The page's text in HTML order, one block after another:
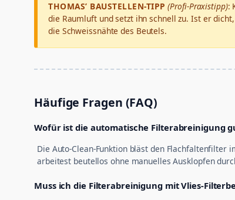
THOMAS’ BAUSTELLEN-TIPP (Profi-Praxistipp):
die Raumluft und setzt ihn schnell zu. Ist er
die Schweissnähte des Beutels.
Häufige Fragen (FAQ)
Wofür ist die automatische Filterabreinigung
Die Auto-Clean-Funktion bläst den Flachfaltenfilter
arbeitest beutellos ohne manuelles Ausklopfen
Muss ich die Filterabreinigung mit Vlies-